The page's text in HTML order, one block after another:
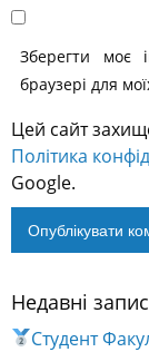
Зберегти моє
браузері для
Цей сайт
Політика
Google.
Alternative:
Недавні
Студент